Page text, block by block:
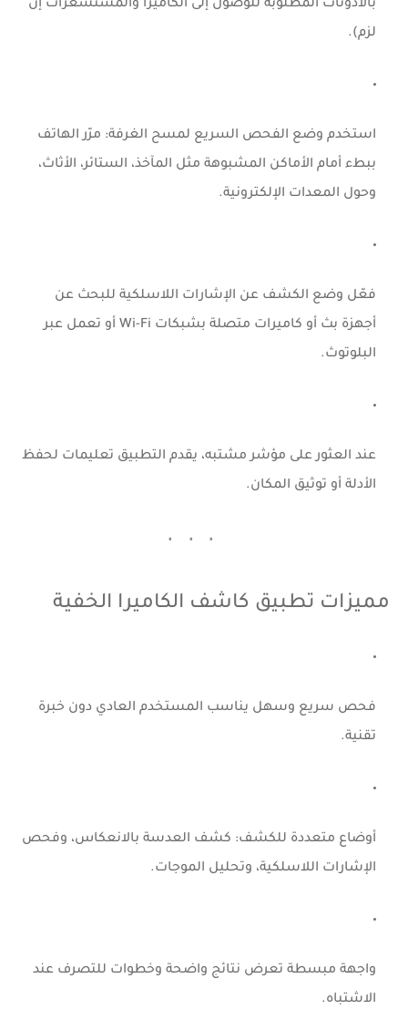
بالأذونات المطلوبة للوصول إلى الكاميرا والمستشعرات إن
لزم).
استخدم وضع الفحص السريع لمسح الغرفة: مرّر الهاتف
ببطء أمام الأماكن المشبوهة مثل المآخذ، الستائر، الأثاث،
وحول المعدات الإلكترونية.
فعّل وضع الكشف عن الإشارات اللاسلكية للبحث عن
أجهزة بث أو كاميرات متصلة بشبكات Wi-Fi أو تعمل عبر
البلوتوث.
عند العثور على مؤشر مشتبه، يقدم التطبيق تعليمات لحفظ
الأدلة أو توثيق المكان.
مميزات تطبيق كاشف الكاميرا الخفية
فحص سريع وسهل يناسب المستخدم العادي دون خبرة
تقنية.
أوضاع متعددة للكشف: كشف العدسة بالانعكاس، وفحص
الإشارات اللاسلكية، وتحليل الموجات.
واجهة مبسطة تعرض نتائج واضحة وخطوات للتصرف عند
الاشتباه.